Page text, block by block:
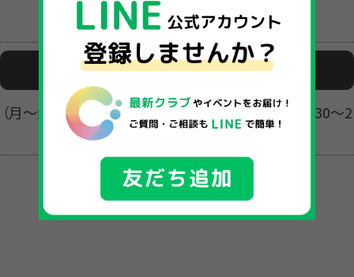
出雲教室(出雲市大津朝倉1-10-9)
活動日時
（月～金）10:00～20:00 （土）9:00～17:00 （日）8:30～2
3:00